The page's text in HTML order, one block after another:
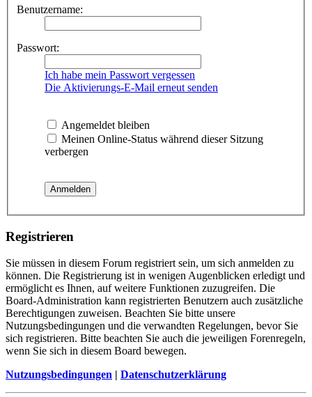
Benutzername:
Passwort:
Ich habe mein Passwort vergessen
Die Aktivierungs-E-Mail erneut senden
Angemeldet bleiben
Meinen Online-Status während dieser Sitzung
verbergen
Registrieren
Sie müssen in diesem Forum registriert sein, um sich anmelden zu
können. Die Registrierung ist in wenigen Augenblicken erledigt und
ermöglicht es Ihnen, auf weitere Funktionen zuzugreifen. Die
Board-Administration kann registrierten Benutzern auch zusätzliche
Berechtigungen zuweisen. Beachten Sie bitte unsere
Nutzungsbedingungen und die verwandten Regelungen, bevor Sie
sich registrieren. Bitte beachten Sie auch die jeweiligen Forenregeln,
wenn Sie sich in diesem Board bewegen.
Nutzungsbedingungen | Datenschutzerklärung